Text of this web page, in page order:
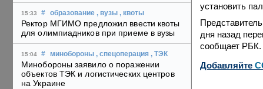
15:33 # образование , вузы , квоты
Ректор МГИМО предложил ввести квоты
для олимпиадников при приеме в вузы
15:04 # минобороны , спецоперация , ТЭК
Минобороны заявило о поражении
объектов ТЭК и логистических центров
на Украине
установить
дня назад
сообщает РБК.
Добавляйте